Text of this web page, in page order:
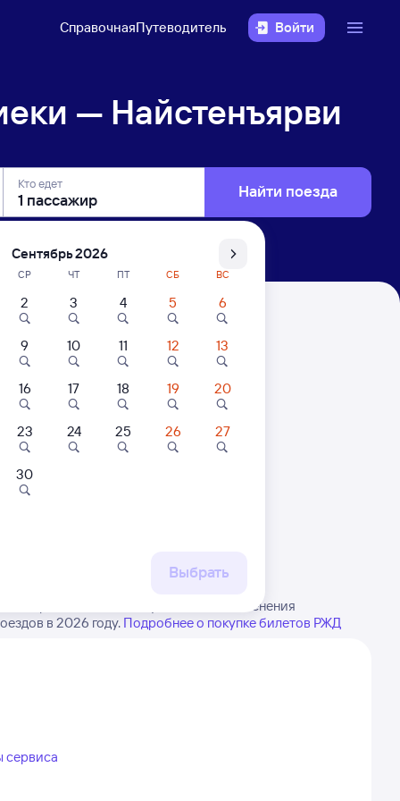
СправочнаяПутеводитель Войти
— Найстенъярви
Кто едет Найти поезда
Имейте в виду, возможны изменения
в 2026 году. Подробнее о покупке билетов РЖД
сервиса
Сентябрь 2026
СР ЧТ ПТ СБ ВС
2 3 4 5 6
9 10 11 12 13
16 17 18 19 20
23 24 25 26 27
30
Выбрать